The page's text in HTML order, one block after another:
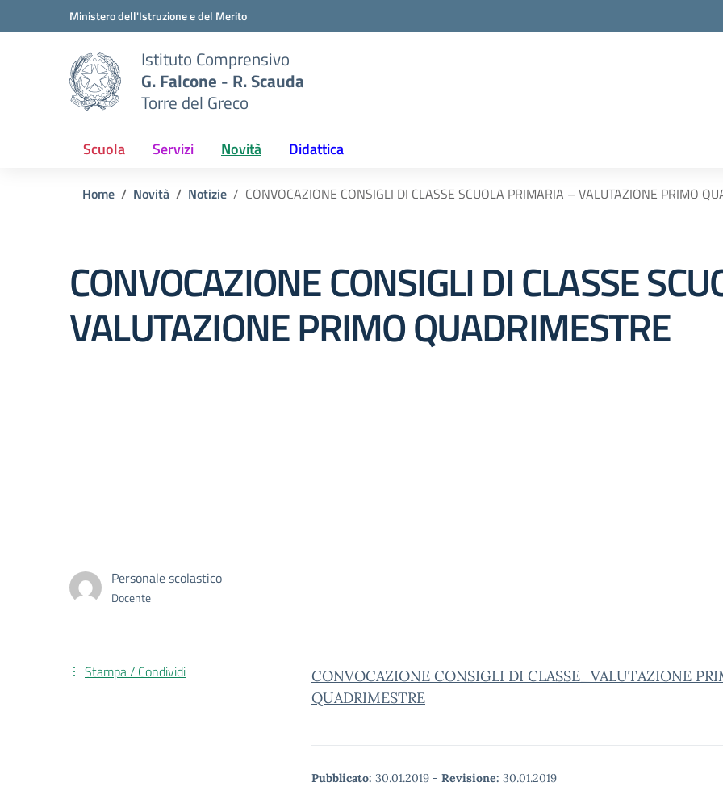
Vai ai contenuti
Vai al menu di navigazioneMinistero dell'Istruzione e del Merito
Istituto Comprensivo
G. Falcone - R. Scauda
Torre del Greco
Scuola Servizi Novità Didattica
Home Novità Notizie CONVOCAZIONE CONSIGLI DI CLASSE SCUOLA PRIMARIA – VALUTAZIONE PRIMO
CONVOCAZIONE CONSIGLI DI CLASSE
VALUTAZIONE PRIMO QUADRIMESTRE
Personale scolastico
Docente
CONVOCAZIONE CONSIGLI DI CLASSE_VALUTAZIONE
QUADRIMESTRE
Pubblicato: 30.01.2019 - Revisione: 30.01.2019
Stampa / Condividi